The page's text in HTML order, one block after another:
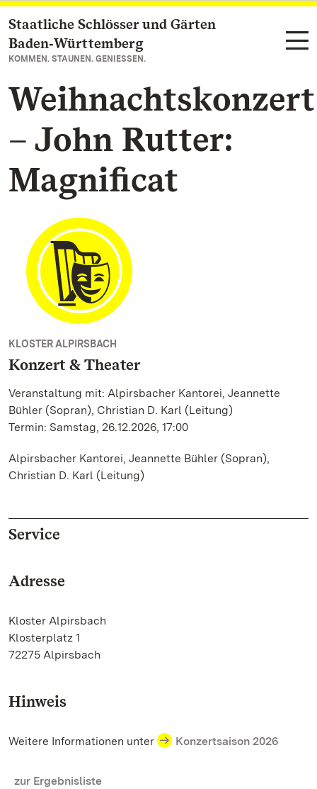
Zum Hauptinhalt springen
Staatliche Schlösser und Gärten
Baden‑Württemberg
KOMMEN. STAUNEN. GENIESSEN.
Weihnachtskonzert
– John Rutter:
Magnificat
KLOSTER ALPIRSBACH
Konzert & Theater
Veranstaltung mit: Alpirsbacher Kantorei, Jeannette
Bühler (Sopran), Christian D. Karl (Leitung)
Termin: Samstag, 26.12.2026, 17:00
Alpirsbacher Kantorei, Jeannette Bühler (Sopran),
Christian D. Karl (Leitung)
Service
Adresse
Kloster Alpirsbach
Klosterplatz 1
72275 Alpirsbach
Hinweis
Weitere Informationen unter Konzertsaison 2026
zur Ergebnisliste